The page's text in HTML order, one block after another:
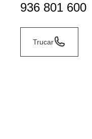
936 801 600
Trucar